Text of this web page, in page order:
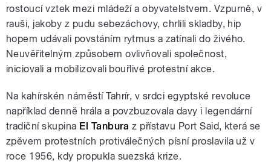
rostoucí vztek mezi mládeží a obyvatelstvem. Vzpurně, v
rauši, jakoby z pudu sebezáchovy, chrlili skladby, hip
hopem udávali povstáním rytmus a zatínali do živého.
Neuvěřitelným způsobem ovlivňovali společnost,
iniciovali a mobilizovali bouřlivé protestní akce.
Na kahírskén náměstí Tahrír, v srdci egyptské revoluce
například denně hrála a povzbuzovala davy i legendární
tradiční skupina El Tanburaz přístavu Port Said, která se
zpěvem protestních protiválečných písní proslavila už v
roce 1956, kdy propukla suezská krize.